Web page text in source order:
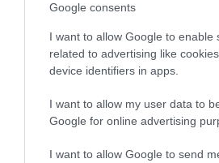
Google consents
I want to allow Google to enable
related to advertising like
device identifiers in apps.
I want to allow my user data to
Google for online advertising
I want to allow Google to send
ΠΑΕ